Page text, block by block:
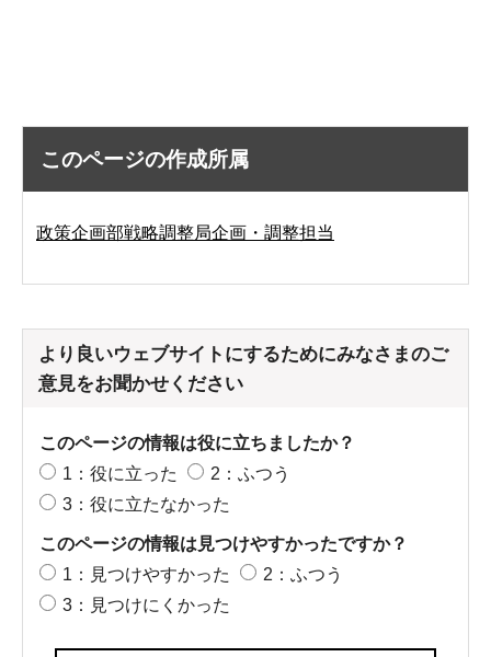
このページの作成所属
政策企画部戦略調整局企画・調整担当
より良いウェブサイトにするためにみなさまのご
意見をお聞かせください
このページの情報は役に立ちましたか？
1：役に立った
2：ふつう
3：役に立たなかった
このページの情報は見つけやすかったですか？
1：見つけやすかった
2：ふつう
3：見つけにくかった